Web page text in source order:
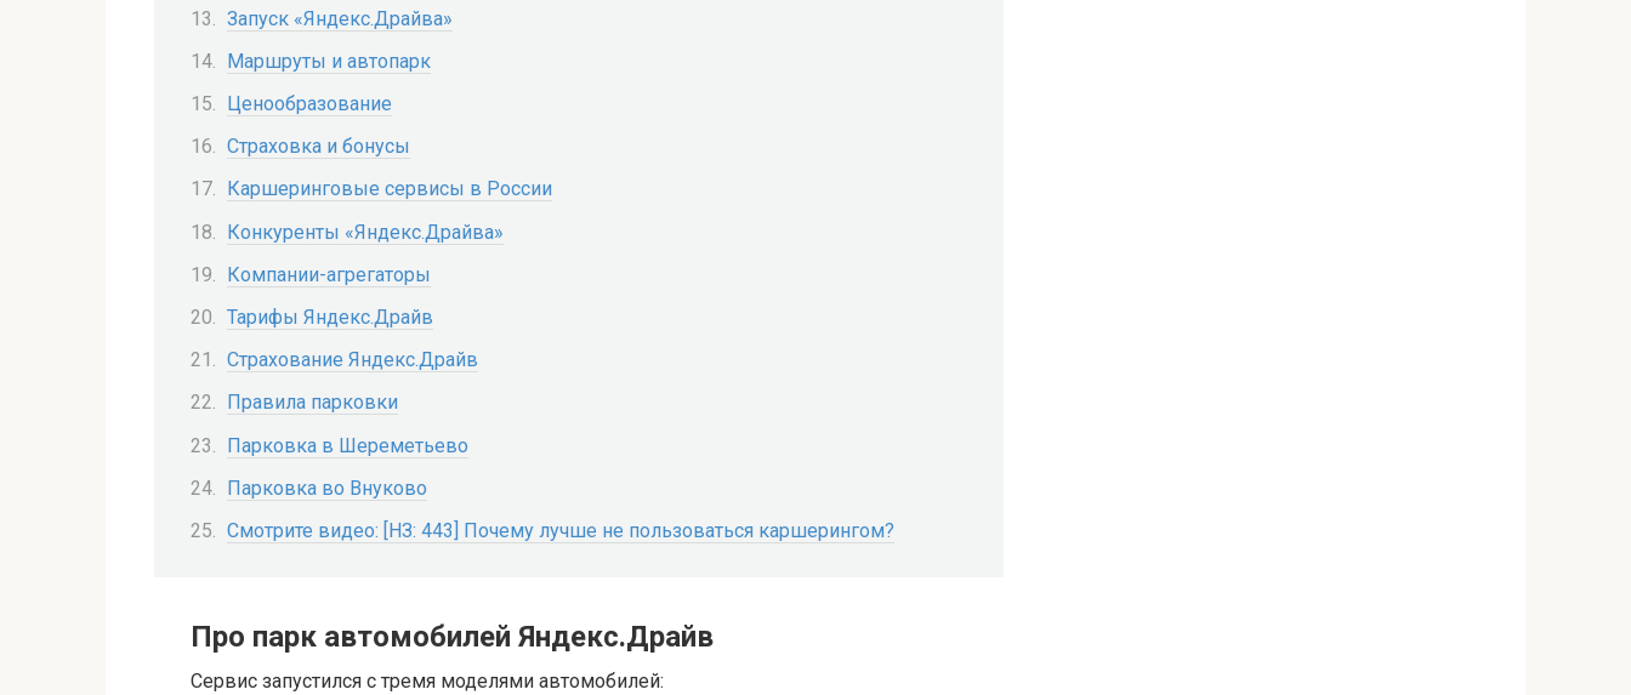
Запуск «Яндекс.Драйва»
Маршруты и автопарк
Ценообразование
Страховка и бонусы
Каршеринговые сервисы в России
Конкуренты «Яндекс.Драйва»
Компании-агрегаторы
Тарифы Яндекс.Драйв
Страхование Яндекс.Драйв
Правила парковки
Парковка в Шереметьево
Парковка во Внуково
Смотрите видео: [НЗ: 443] Почему лучше не пользоваться каршерингом?
Про парк автомобилей Яндекс.Драйв
Сервис запустился с тремя моделями автомобилей: